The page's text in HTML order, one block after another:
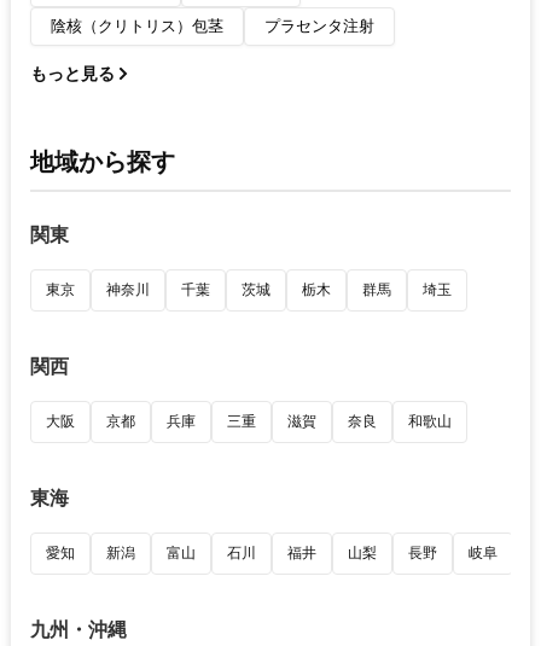
陰核（クリトリス）包茎 プラセンタ注射
もっと見る
地域から探す
関東
東京 神奈川 千葉 茨城 栃木 群馬 埼玉
関西
大阪 京都 兵庫 三重 滋賀 奈良 和歌山
東海
愛知 新潟 富山 石川 福井 山梨 長野 岐阜
九州・沖縄